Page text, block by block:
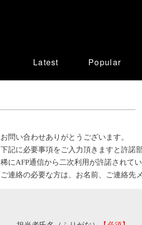
Latest Popular
お問い合わせありがとうございます。
下記に必要事項をご入力頂きますと許諾
稀にAFP通信から二次利用が許諾されて
ご連絡の必要な方は、お名前、ご連絡先